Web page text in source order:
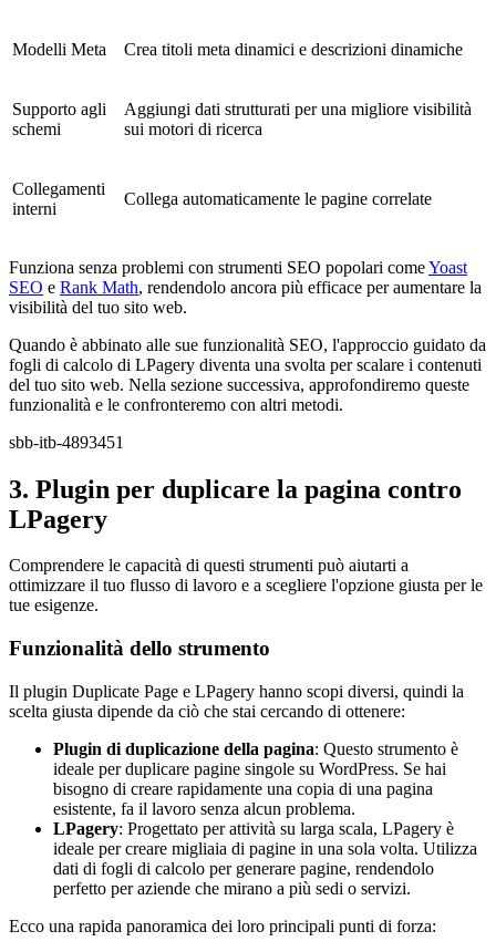
Modelli Meta Crea titoli meta dinamici e descrizioni dinamiche
Supporto agli
schemi
Aggiungi dati strutturati per una migliore visibilità
sui motori di ricerca
Collegamenti
interni
Collega automaticamente le pagine correlate
Funziona senza problemi con strumenti SEO popolari comeYoast
SEO e Rank Math, rendendolo ancora più efficace per aumentare la
visibilità del tuo sito web.
Quando è abbinato alle sue funzionalità SEO, l'approccio guidato da
fogli di calcolo di LPagery diventa una svolta per scalare i contenuti
del tuo sito web. Nella sezione successiva, approfondiremo queste
funzionalità e le confronteremo con altri metodi.
sbb-itb-4893451
3. Plugin per duplicare la pagina contro
LPagery
Comprendere le capacità di questi strumenti può aiutarti a
ottimizzare il tuo flusso di lavoro e a scegliere l'opzione giusta per le
tue esigenze.
Funzionalità dello strumento
Il plugin Duplicate Page e LPagery hanno scopi diversi, quindi la
scelta giusta dipende da ciò che stai cercando di ottenere:
Plugin di duplicazione della pagina: Questo strumento è
ideale per duplicare pagine singole su WordPress. Se hai
bisogno di creare rapidamente una copia di una pagina
esistente, fa il lavoro senza alcun problema.
LPagery: Progettato per attività su larga scala, LPagery è
ideale per creare migliaia di pagine in una sola volta. Utilizza
dati di fogli di calcolo per generare pagine, rendendolo
perfetto per aziende che mirano a più sedi o servizi.
Ecco una rapida panoramica dei loro principali punti di forza: